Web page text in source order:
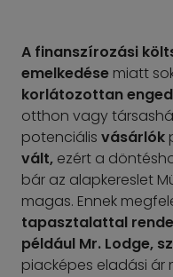
A finanszírozási
emelkedése miatt
korlátozottan
otthon vagy
potenciális vásárlók
vált, ezért a
bár az alapkereslet
magas. Ennek
tapasztalattal
például Mr. Lodge,
piacképes eladási